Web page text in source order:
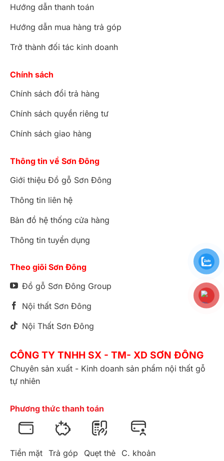
Hướng dẫn thanh toán
Hướng dẫn mua hàng trả góp
Trở thành đối tác kinh doanh
Chính sách
Chính sách đổi trả hàng
Chính sách quyền riêng tư
Chính sách giao hàng
Thông tin về Sơn Đông
Giới thiệu Đồ gỗ Sơn Đông
Thông tin liên hệ
Bản đồ hệ thống cửa hàng
Thông tin tuyển dụng
Theo giõi Sơn Đông
Đồ gỗ Sơn Đông Group
Nội thất Sơn Đông
Nội Thất Sơn Đông
CÔNG TY TNHH SX - TM- XD SƠN ĐÔNG
Chuyên sản xuất - Kinh doanh sản phẩm nội thất gỗ
tự nhiên
Phương thức thanh toán
Tiền mặt Trả góp Quẹt thẻ C. khoản